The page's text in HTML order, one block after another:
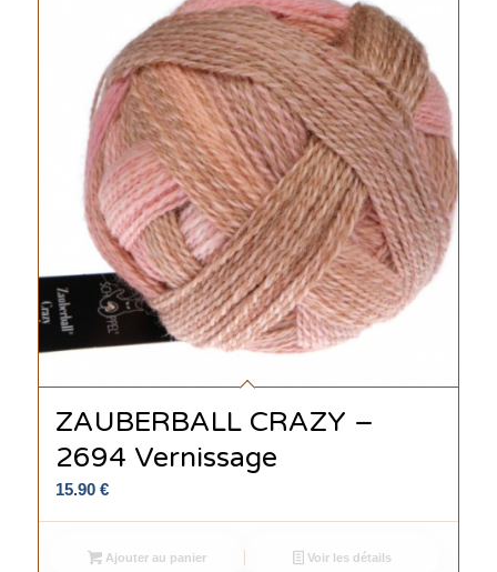
ZAUBERBALL CRAZY –
2694 Vernissage
15.90 €
Ajouter au panier Voir les détails